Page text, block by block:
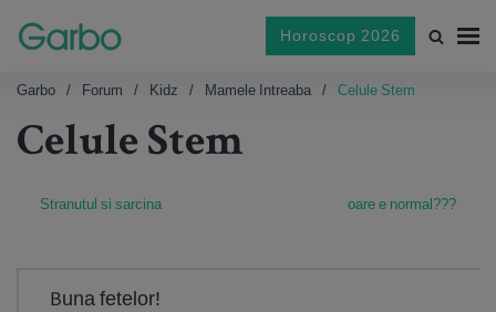
Horoscop 2026
Garbo Forum Kidz Mamele Intreaba Celule Stem
Celule Stem
Stranutul si sarcina oare e normal???
Buna fetelor!